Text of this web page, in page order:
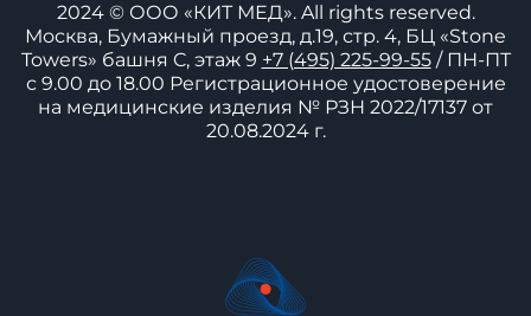
2024 © ООО «КИТ МЕД». All rights reserved.
Москва, Бумажный проезд, д.19, стр. 4, БЦ «Stone
Towers» башня C, этаж 9 +7 (495) 225-99-55/ ПН-ПТ
с 9.00 до 18.00 Регистрационное удостоверение
на медицинские изделия № РЗН 2022/17137 от
20.08.2024 г.